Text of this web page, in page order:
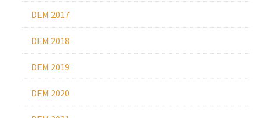
DEM 2017
DEM 2018
DEM 2019
DEM 2020